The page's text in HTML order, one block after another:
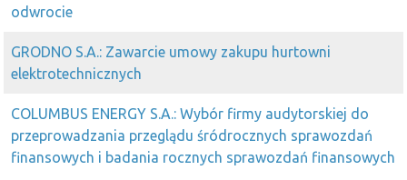
odwrocie
GRODNO S.A.: Zawarcie umowy zakupu hurtowni
elektrotechnicznych
COLUMBUS ENERGY S.A.: Wybór firmy audytorskiej do
przeprowadzania przeglądu śródrocznych sprawozdań
finansowych i badania rocznych sprawozdań finansowych